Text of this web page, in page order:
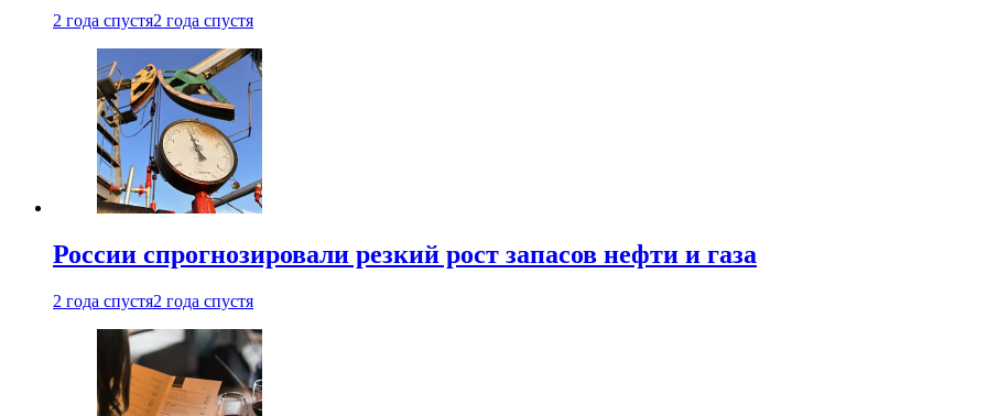
2 года спустя2 года спустя
России спрогнозировали резкий рост запасов нефти и газа
2 года спустя2 года спустя